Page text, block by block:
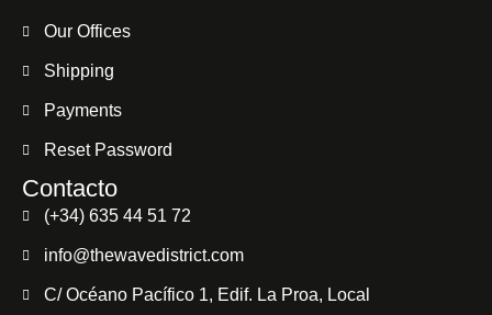
Our Offices
Shipping
Payments
Reset Password
Contacto
(+34) 635 44 51 72
info@thewavedistrict.com
C/ Océano Pacífico 1, Edif. La Proa, Local